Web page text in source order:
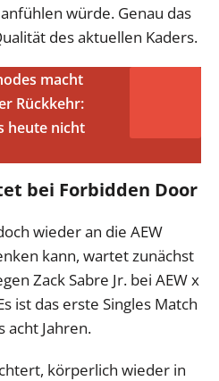
würde. Genau das
des aktuellen Kaders.
macht
Rückkehr:
heute nicht
bei Forbidden Door
wieder an die AEW
kann, wartet zunächst
Zack Sabre Jr. bei AEW x
ist das erste Singles Match
acht Jahren.
körperlich wieder in